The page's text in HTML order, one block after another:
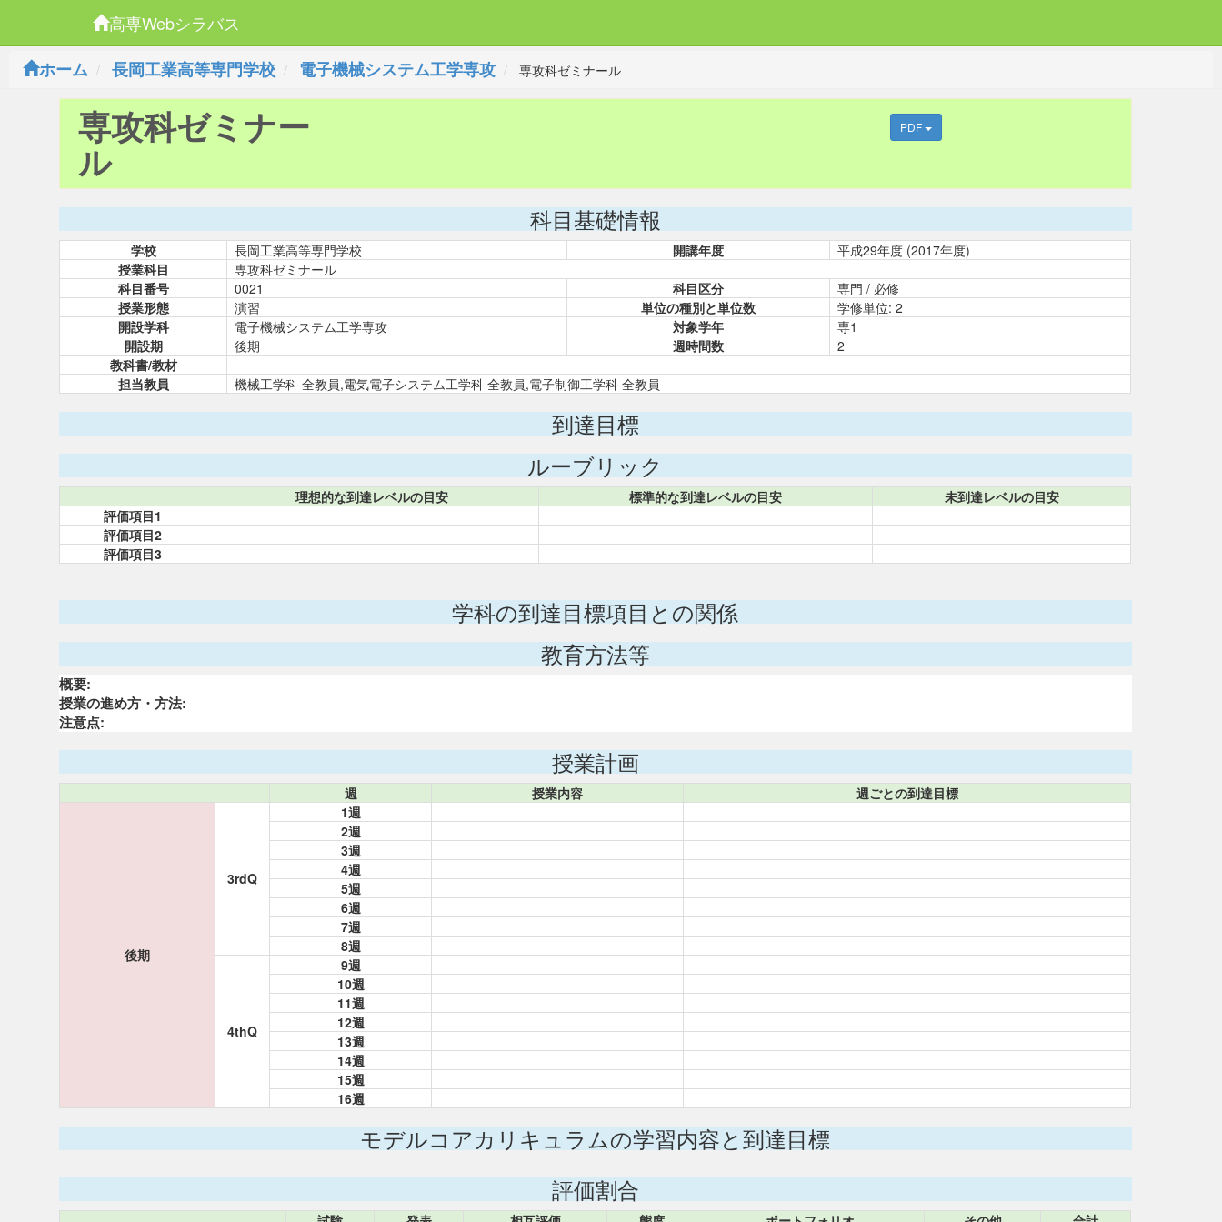
高専Webシラバス
ホーム
長岡工業高等専門学校 電子機械システム工学専攻 専攻科ゼミナール
専攻科ゼミナー
ル
PDF
科目基礎情報
学校 長岡工業高等専門学校 開講年度
平成29年度 (2017年度)
授業科目
専攻科ゼミナール
科目番号
0021 科目区分
専門 / 必修
授業形態
演習 単位の種別と単位数
学修単位: 2
開設学科
電子機械システム工学専攻 対象学年
専1
開設期
後期 週時間数
2
教科書/教材
担当教員
機械工学科 全教員,電気電子システム工学科 全教員,電子制御工学科 全教員
到達目標
ルーブリック
理想的な到達レベルの目安 標準的な到達レベルの目安
未到達レベルの目安
評価項目1
評価項目2
評価項目3
学科の到達目標項目との関係
教育方法等
概要:
授業の進め方・方法:
注意点:
授業計画
週 授業内容 週ごとの到達目標
後期
3rdQ
1週
2週
3週
4週
5週
6週
7週
8週
4thQ
9週
10週
11週
12週
13週
14週
15週
16週
モデルコアカリキュラムの学習内容と到達目標
評価割合